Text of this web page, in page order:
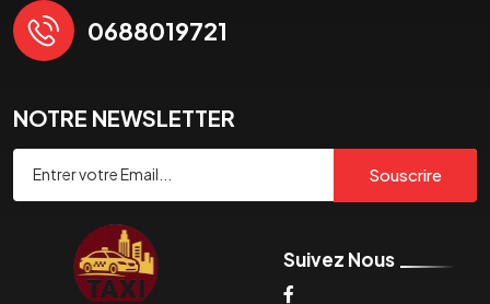
0688019721
NOTRE NEWSLETTER
Souscrire
Suivez Nous